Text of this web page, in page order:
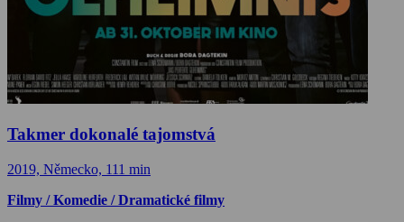
Takmer dokonalé tajomstvá
2019, Německo, 111 min
Filmy / Komedie / Dramatické filmy